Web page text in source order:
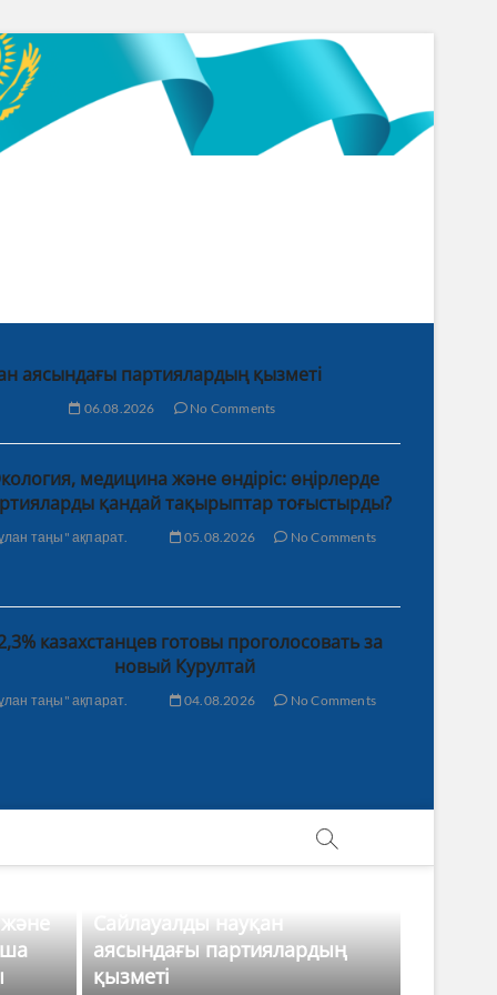
аясындағы партиялардың қызметі
06.08.2026 No Comments
медицина және өндіріс: өңірлерде
қандай тақырыптар тоғыстырды?
таңы" ақпарат. 05.08.2026 No Comments
казахстанцев готовы проголосовать за
новый Курултай
таңы" ақпарат. 04.08.2026 No Comments
Сайлауалды науқан
аясындағы партиялардың
қызметі